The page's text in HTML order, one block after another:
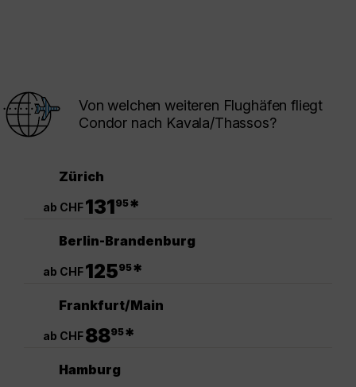
Von welchen weiteren Flughäfen fliegt
Condor nach Kavala/Thassos?
Zürich
ab CHF13195*
Berlin-Brandenburg
ab CHF12595*
Frankfurt/Main
ab CHF8895*
Hamburg